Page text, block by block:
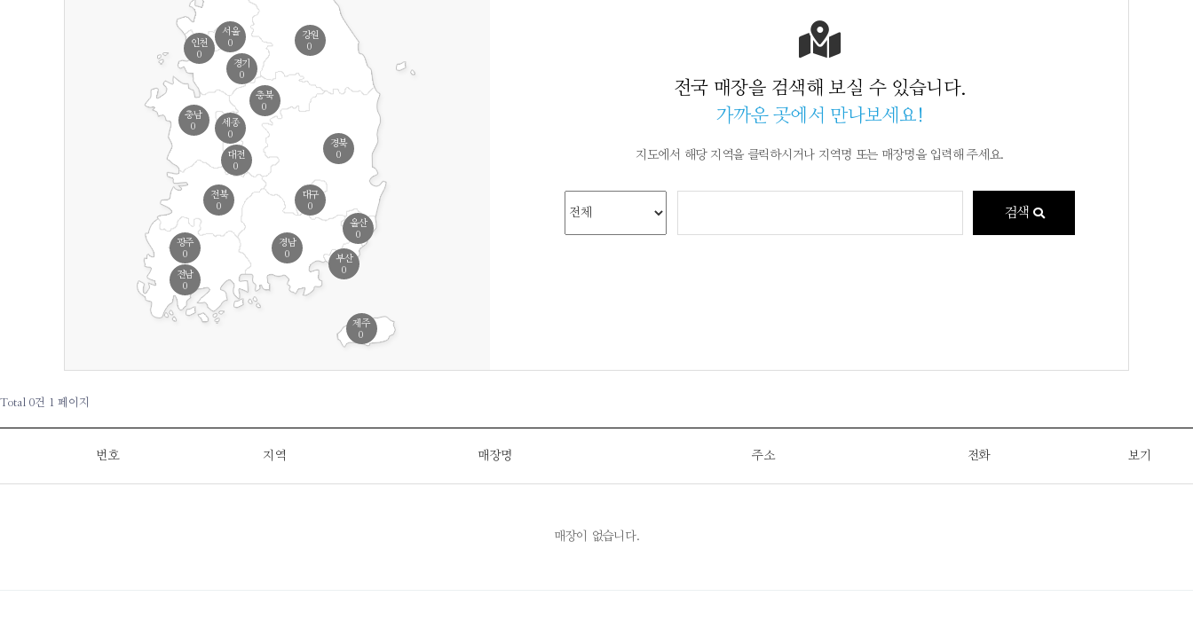
서울
0
인천
0
경기
0
강원
0
충북
0
충남
0
세종
0
대전
0
경북
0
대구
0
전북
0
광주
0
전남
0
울산
0
부산
0
경남
0
제주
0
전국 매장을 검색해 보실 수 있습니다.
가까운 곳에서 만나보세요!
지도에서 해당 지역을 클릭하시거나 지역명 또는 매장명을 입력해 주세요.
검색
Total 0건 1 페이지
번호 지역 매장명 주소 전화 보기
매장이 없습니다.